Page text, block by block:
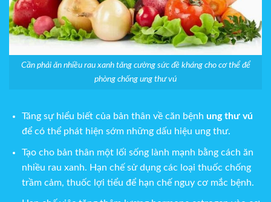
Cần phải ăn nhiều rau xanh tăng cường sức đề kháng cho cơ thể để
phòng chống ung thư vú
Tăng sự hiểu biết của bản thân về căn bệnh ung thư vú
để có thể phát hiện sớm những dấu hiệu ung thư.
Tạo cho bản thân một lối sống lành mạnh bằng cách ăn
nhiều rau xanh. Hạn chế sử dụng các loại thuốc chống
trầm cảm, thuốc lợi tiểu để hạn chế nguy cơ mắc bệnh.